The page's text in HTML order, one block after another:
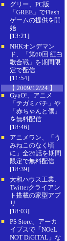
■
グリー、PC版
「GREE」でFlash
ゲームの提供を開
始
[13:21]
■
NHKオンデマン
ド、「第60回 紅白
歌合戦」を期間限
定で配信
[11:54]
【 2009/12/24 】
■
GyaO!、アニメ
「テガミバチ」や
「赤ちゃんと僕」
を無料配信
[18:46]
■
アニメワン、「う
みねこのなく頃
に」全26話を期間
限定で無料配信
[18:39]
■
大和ハウス工業、
Twitterクライアン
ト搭載の家型アプ
リ
[18:03]
■
PS Store、アーカ
イブスで「NOeL
NOT DiGITAL」な